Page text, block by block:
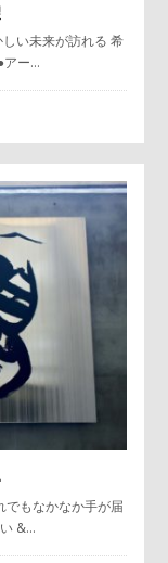
い未来が訪れる 希
アー…
でもなかなか手が届
&…